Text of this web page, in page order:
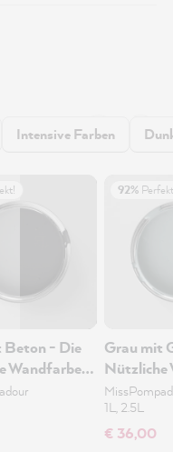
Intensive Farben
Beton - Die
Wandfarbe
92%
Grau mit
Nützliche
1L
1L, 2.5L
€ 36,00